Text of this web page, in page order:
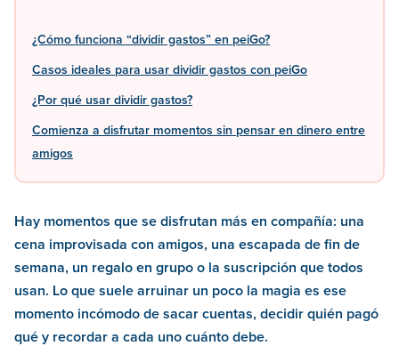
¿Cómo funciona “dividir gastos” en peiGo?
Casos ideales para usar dividir gastos con peiGo
¿Por qué usar dividir gastos?
Comienza a disfrutar momentos sin pensar en dinero entre
amigos
Hay momentos que se disfrutan más en compañía: una
cena improvisada con amigos, una escapada de fin de
semana, un regalo en grupo o la suscripción que todos
usan. Lo que suele arruinar un poco la magia es ese
momento incómodo de sacar cuentas, decidir quién pagó
qué y recordar a cada uno cuánto debe.